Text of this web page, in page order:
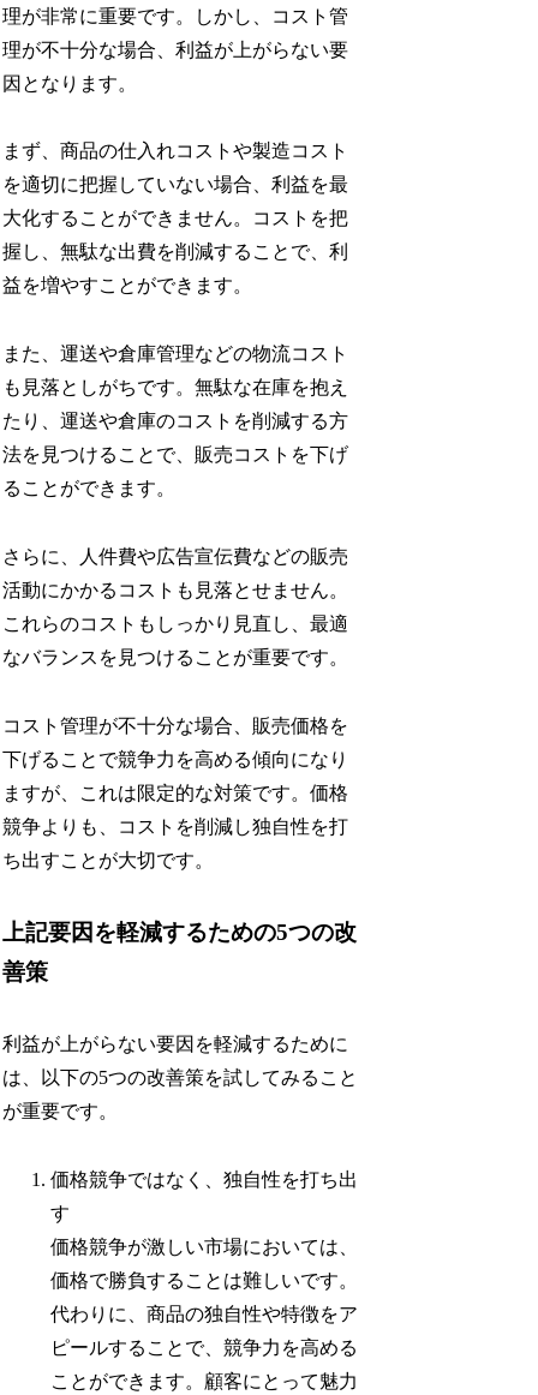
理が非常に重要です。しかし、コスト管
理が不十分な場合、利益が上がらない要
因となります。
まず、商品の仕入れコストや製造コスト
を適切に把握していない場合、利益を最
大化することができません。コストを把
握し、無駄な出費を削減することで、利
益を増やすことができます。
また、運送や倉庫管理などの物流コスト
も見落としがちです。無駄な在庫を抱え
たり、運送や倉庫のコストを削減する方
法を見つけることで、販売コストを下げ
ることができます。
さらに、人件費や広告宣伝費などの販売
活動にかかるコストも見落とせません。
これらのコストもしっかり見直し、最適
なバランスを見つけることが重要です。
コスト管理が不十分な場合、販売価格を
下げることで競争力を高める傾向になり
ますが、これは限定的な対策です。価格
競争よりも、コストを削減し独自性を打
ち出すことが大切です。
上記要因を軽減するための5つの改
善策
利益が上がらない要因を軽減するために
は、以下の5つの改善策を試してみること
が重要です。
価格競争ではなく、独自性を打ち出
す
価格競争が激しい市場においては、
価格で勝負することは難しいです。
代わりに、商品の独自性や特徴をア
ピールすることで、競争力を高める
ことができます。顧客にとって魅力